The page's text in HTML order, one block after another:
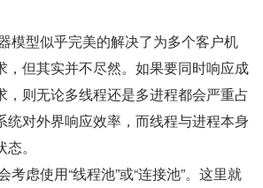
型似乎完美的解决了为多个客户机
，但其实并不尽然。如果要同时响应成
，则无论多线程还是多进程都会严重占
统对外界响应效率，而线程与进程本身
。
虑使用“线程池”或“连接池”。这里就